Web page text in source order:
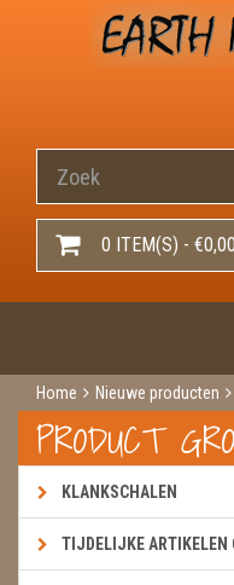
0 ITEM(S) - €0,00
Home Nieuwe producten
PRODUCT
KLANKSCHALEN
TIJDELIJKE ARTIKELEN